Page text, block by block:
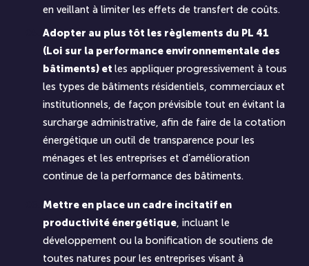
en veillant à limiter les effets de transfert de coûts.
Adopter au plus tôt les règlements du PL 41
(Loi sur la performance environnementale des
bâtiments) et les appliquer progressivement à tous
les types de bâtiments résidentiels, commerciaux et
institutionnels, de façon prévisible tout en évitant la
surcharge administrative, afin de faire de la cotation
énergétique un outil de transparence pour les
ménages et les entreprises et d’amélioration
continue de la performance des bâtiments.
Mettre en place un cadre incitatif en
productivité énergétique, incluant le
développement ou la bonification de soutiens de
toutes natures pour les entreprises visant à